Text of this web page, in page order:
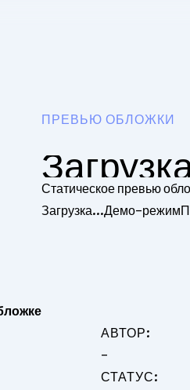
ПРЕВЬЮ ОБЛОЖКИ
Статическое превью
Загрузка...Демо-режим
АВТОР:
-
СТАТУС: